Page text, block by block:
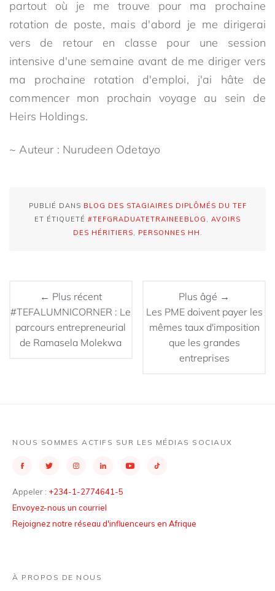
partout où je me trouve pour ma prochaine
rotation de poste, mais d'abord je me dirigerai
vers de retour en classe pour une session
intensive d'une semaine avant de me diriger vers
ma prochaine rotation d'emploi, j'ai hâte de
commencer mon prochain voyage au sein de
Heirs Holdings.
~ Auteur : Nurudeen Odetayo
PUBLIÉ DANS BLOG DES STAGIAIRES DIPLÔMÉS DU TEF
ET ÉTIQUETÉ #TEFGRADUATETRAINEEBLOG , AVOIRS
DES HÉRITIERS, PERSONNES HH .
← Plus récent
#TEFALUMNICORNER : Le
parcours entrepreneurial
de Ramasela Molekwa
Plus âgé →
Les PME doivent payer les
mêmes taux d'imposition
que les grandes
entreprises
NOUS SOMMES ACTIFS SUR LES MÉDIAS SOCIAUX
Appeler : +234-1-2774641-5
Envoyez-nous un courriel
Rejoignez notre réseau d'influenceurs en Afrique
À PROPOS DE NOUS